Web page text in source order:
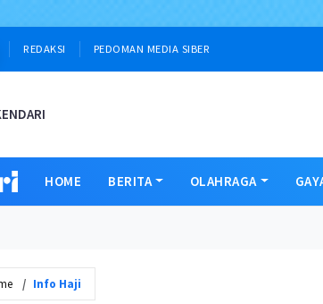
REDAKSI PEDOMAN MEDIA SIBER
HOME BERITA OLAHRAGA
Info Haji